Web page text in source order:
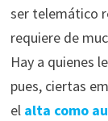
ser telemático
requiere de
Hay a quienes
pues, ciertas
el alta como